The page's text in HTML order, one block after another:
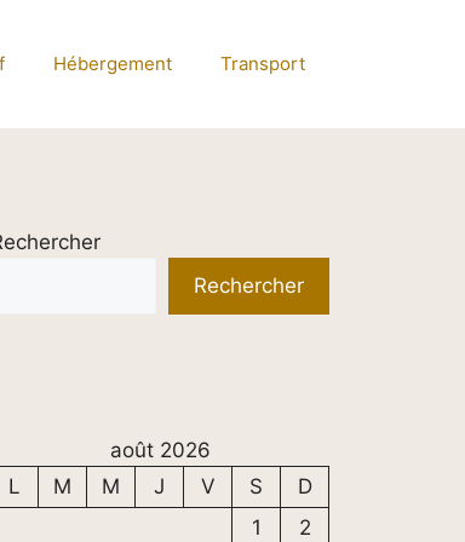
Hébergement Transport
Rechercher
août 2026
L
M M J V S
D
1
2